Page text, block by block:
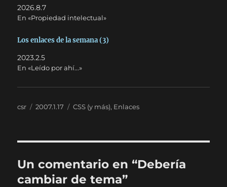
2026.8.7
En «Propiedad intelectual»
Los enlaces de la semana (3)
2023.2.5
En «Leído por ahí...»
Autor
csr
Publicado
2007.1.17 Categorías
CSS (y más), Enlaces
Un comentario en “Debería
cambiar de tema”